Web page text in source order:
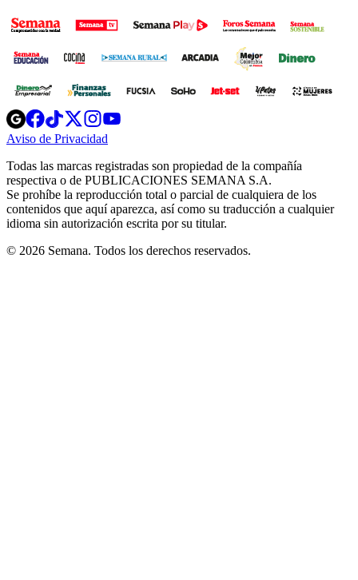
Opens
in
new
Opens
in
new
Opens
in
new
window
Opens
new
windowwindow
Aviso de Privacidad
new
window
Todas las marcas registradas son propiedad de la compañía
respectiva o de PUBLICACIONES SEMANA S.A.
Se prohíbe la reproducción total o parcial de cualquiera de los
contenidos que aquí aparezca, así como su traducción a cualquier
idioma sin autorización escrita por su titular.
© 2026 Semana. Todos los derechos reservados.